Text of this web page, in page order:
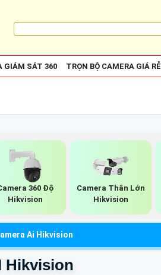
GIÁM SÁT 360 TRỌN BỘ CAMERA GIÁ RẺ
360 Độ
Hikvision
Camera Thân Lớn
Hikvision
Ai Hikvision
Hikvision